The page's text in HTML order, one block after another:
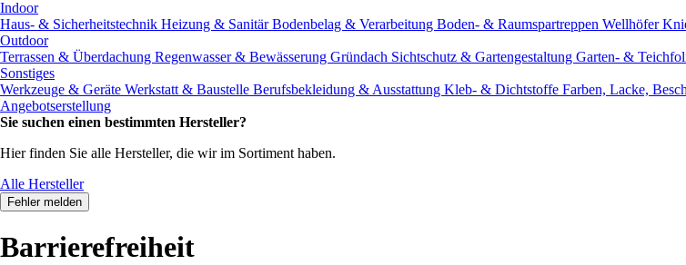
Indoor
Haus- & Sicherheitstechnik Heizung & SanitärBodenbelag & Verarbeitung Boden- & Raumspartreppen Wellhöfer
Outdoor
Terrassen & Überdachung Regenwasser & Bewässerung Gründach Sichtschutz & Gartengestaltung Garten- &
Sonstiges
Werkzeuge & Geräte Werkstatt & Baustelle Berufsbekleidung & Ausstattung Kleb- & Dichtstoffe Farben, Lacke,
Angebotserstellung
Sie suchen einen bestimmten Hersteller?
Hier finden Sie alle Hersteller, die wir im Sortiment haben.
Alle Hersteller
Fehler melden
Barrierefreiheit